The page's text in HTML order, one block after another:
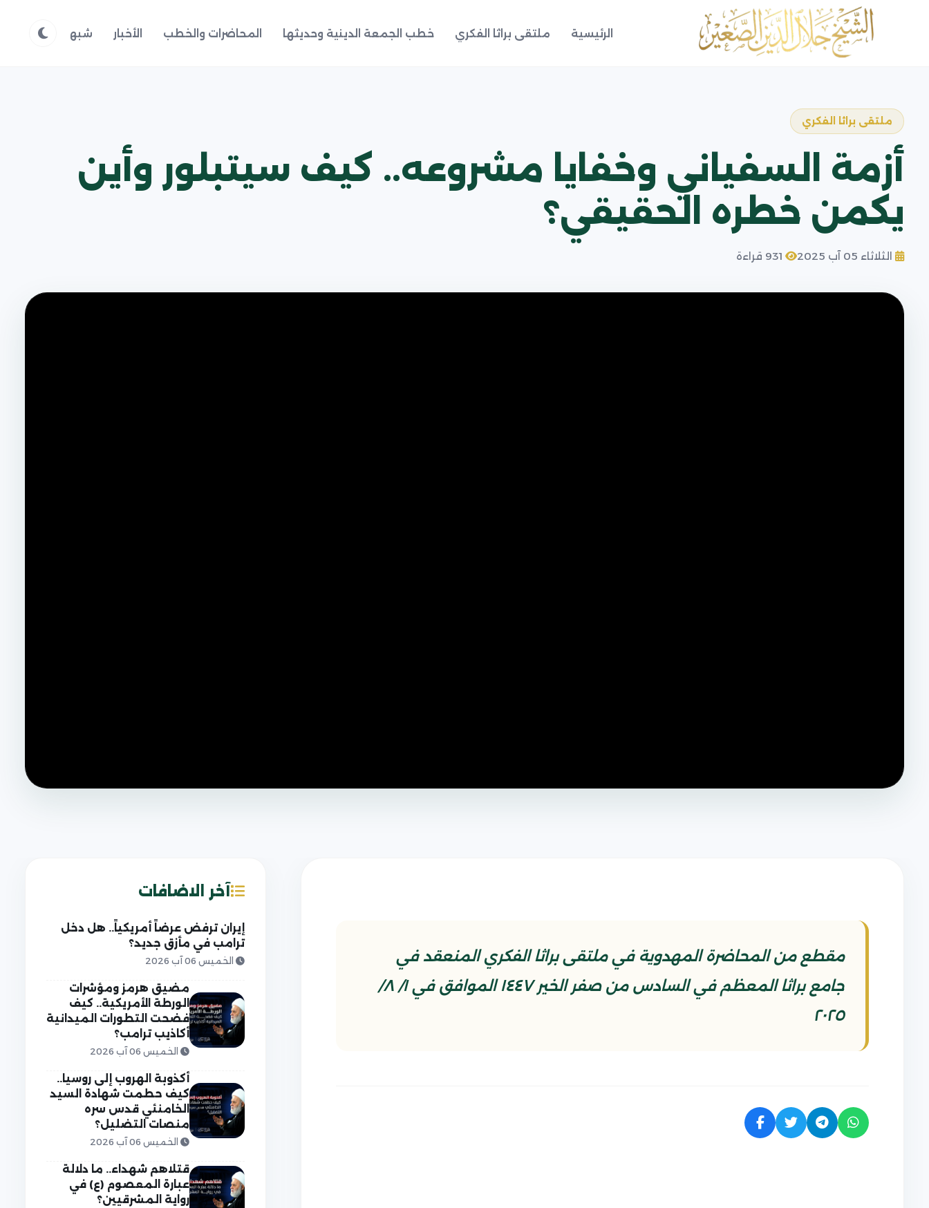
الرئيسية ملتقى براثا الفكري خطب الجمعة الدينية وحديثها المحاضرات والخطب الأخبار شبهات وردود
ملتقى براثا الفكري
أزمة السفياني وخفايا مشروعه.. كيف سيتبلور وأين
يكمن خطره الحقيقي؟
الثلاثاء 05 آب 2025
مقطع من المحاضرة المهدوية في ملتقى براثا الفكري المنعقد في
جامع براثا المعظم في السادس من صفر الخير ١٤٤٧ الموافق في ١/ ٨/
٢٠٢٥
آخر الاضافات
إيران ترفض عرضاً أمريكياً.. هل دخل
ترامب في مأزق جديد؟
الخميس 06 آب 2026
مضيق هرمز ومؤشرات
الورطة الأمريكية.. كيف
فضحت التطورات الميدانية
أكاذيب ترامب؟
الخميس 06 آب 2026
أكذوبة الهروب إلى روسيا..
كيف حطمت شهادة السيد
الخامنئي قدس سره
منصات التضليل؟
الخميس 06 آب 2026
قتلاهم شهداء.. ما دلالة
عبارة المعصوم (ع) في
رواية المشرقيين؟